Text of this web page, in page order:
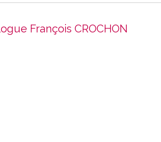
François CROCHON